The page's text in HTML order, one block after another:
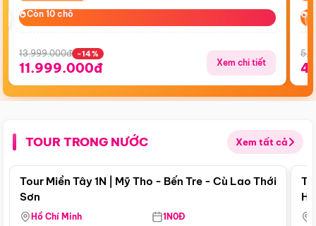
Còn 10 chỗ
Còn 10 chỗ
13.999.000đ -14%
11.999.000đ Xem chi tiết
TOUR TRONG NƯỚC Xem tất cả
Điểm nổi bật
Tour Miền Tây 1N | Mỹ Tho - Bến Tre - Cù Lao Thới
Sơn
Hồ Chí Minh 1N0Đ